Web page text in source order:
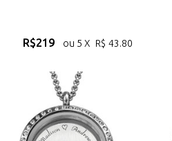
R$219 ou 5 X R$ 43.80